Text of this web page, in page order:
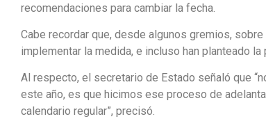
recomendaciones para cambiar la fecha.
Cabe recordar que, desde algunos gremios,
implementar la medida, e incluso han planteado
Al respecto, el secretario de Estado señaló que
este año, es que hicimos ese proceso de
calendario regular”, precisó.